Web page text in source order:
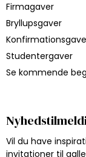
Firmagaver
Bryllupsgaver
Studentergaver
Se kommende
Vil du have
invitationer til